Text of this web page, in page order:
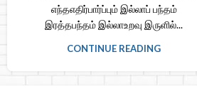
எந்தஎதிர்பார்ப்பும் இல்லாப் பந்தம்
இரத்தபந்தம் இல்லாஉறவு இருளில்...
CONTINUE READING